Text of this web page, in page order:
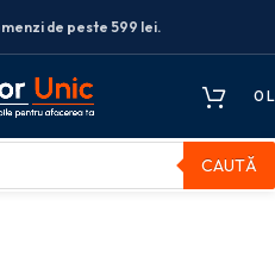
de peste 599 lei.
0
CAUTĂ
din CPLA ALB amb. BOPP